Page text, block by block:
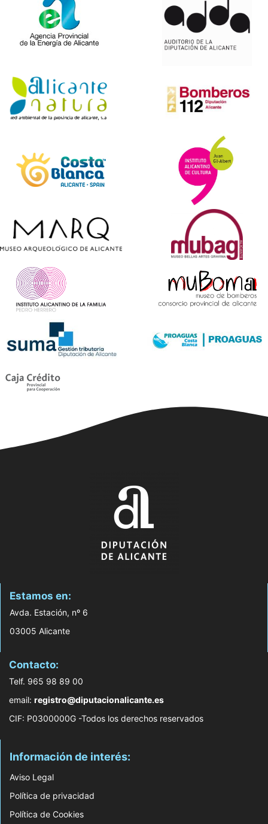
Estamos en:
Avda. Estación, nº 6
03005 Alicante
Contacto:
Telf. 965 98 89 00
email: registro@diputacionalicante.es
CIF: P0300000G -Todos los derechos reservados
Información de interés:
Aviso Legal
Política de privacidad
Política de Cookies